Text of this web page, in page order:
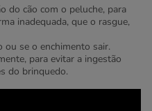
do cão com o peluche, para
inadequada, que o rasgue,
ou se o enchimento sair.
para evitar a ingestão
do brinquedo.